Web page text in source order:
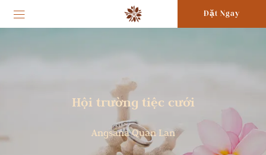
Đặt Ngay
Hội trường tiệc cưới
Angsana Quan Lạn